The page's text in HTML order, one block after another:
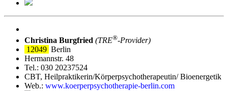
Christina Burgfried (TRE®‑Provider)
12049 Berlin
Hermannstr. 48
Tel.: 030 20237524
CBT, Heilpraktikerin/Körperpsychotherapeutin/ Bioenergetik
Web.: www.koerperpsychotherapie-berlin.com